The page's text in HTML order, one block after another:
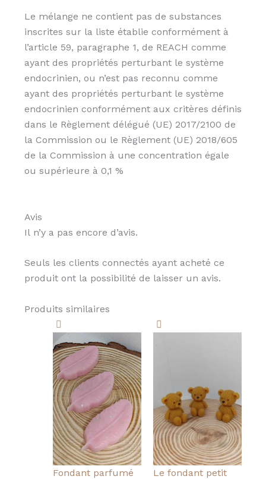
Le mélange ne contient pas de substances
inscrites sur la liste établie conformément à
l’article 59, paragraphe 1, de REACH comme
ayant des propriétés perturbant le système
endocrinien, ou n’est pas reconnu comme
ayant des propriétés perturbant le système
endocrinien conformément aux critères définis
dans le Règlement délégué (UE) 2017/2100 de
la Commission ou le Règlement (UE) 2018/605
de la Commission à une concentration égale
ou supérieure à 0,1 %
Avis
Il n’y a pas encore d’avis.
Seuls les clients connectés ayant acheté ce
produit ont la possibilité de laisser un avis.
Produits similaires
Fondant parfumé
Le fondant petit